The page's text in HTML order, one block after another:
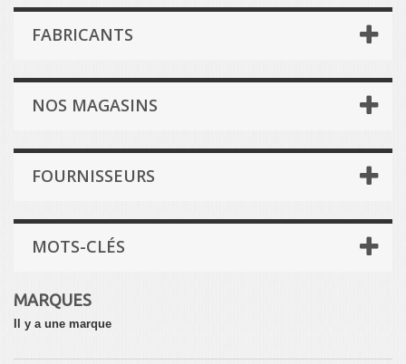
FABRICANTS
NOS MAGASINS
FOURNISSEURS
MOTS-CLÉS
MARQUES
Il y a une marque